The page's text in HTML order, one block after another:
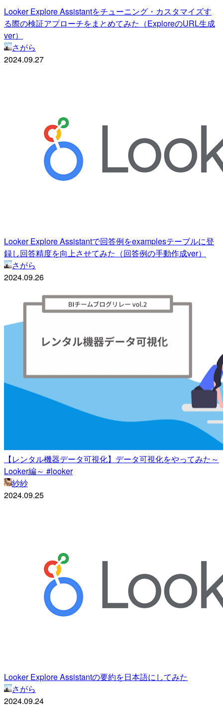
Looker Explore Assistantをチューニング・カスタマイズす
る際の検証アプローチをまとめてみた（ExploreのURL生成
ver）
さがら
2024.09.27
Looker Explore Assistantで回答例をexamplesテーブルに登
録し回答精度を向上させてみた（回答例の手動作成ver）
さがら
2024.09.26
【レンタル機器データ可視化】データ可視化をやってみた～
Looker編～ #looker
紗紗
2024.09.25
Looker Explore Assistantの要約を日本語にしてみた
さがら
2024.09.24